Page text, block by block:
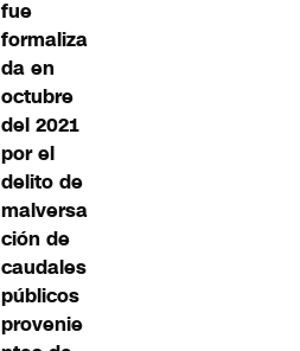
fue
formaliza
da en
octubre
del 2021
por el
delito de
malversa
ción de
caudales
públicos
provenie